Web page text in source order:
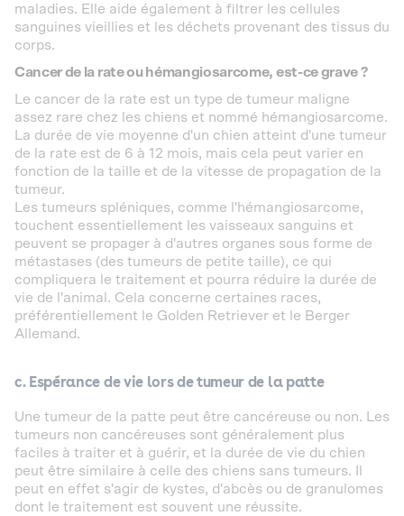
maladies. Elle aide également à filtrer les cellules
sanguines vieillies et les déchets provenant des tissus du
corps.
Cancer de la rate ou hémangiosarcome, est-ce grave ?
Le cancer de la rate est un type de tumeur maligne
assez rare chez les chiens et nommé hémangiosarcome.
La durée de vie moyenne d'un chien atteint d'une tumeur
de la rate est de 6 à 12 mois, mais cela peut varier en
fonction de la taille et de la vitesse de propagation de la
tumeur.
Les tumeurs spléniques, comme l'hémangiosarcome,
touchent essentiellement les vaisseaux sanguins et
peuvent se propager à d'autres organes sous forme de
métastases (des tumeurs de petite taille), ce qui
compliquera le traitement et pourra réduire la durée de
vie de l'animal. Cela concerne certaines races,
préférentiellement le Golden Retriever et le Berger
Allemand.
c. Espérance de vie lors de tumeur de la patte
Une tumeur de la patte peut être cancéreuse ou non. Les
tumeurs non cancéreuses sont généralement plus
faciles à traiter et à guérir, et la durée de vie du chien
peut être similaire à celle des chiens sans tumeurs. Il
peut en effet s'agir de kystes, d'abcès ou de granulomes
dont le traitement est souvent une réussite.